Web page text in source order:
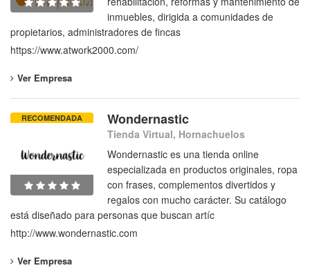
inmuebles, dirigida a comunidades de
propietarios, administradores de fincas
https://www.atwork2000.com/
Ver Empresa
RECOMENDADA Wondernastic
Tienda Virtual, Hornachuelos
Wondernastic es una tienda online
especializada en productos originales, ropa
con frases, complementos divertidos y
regalos con mucho carácter. Su catálogo
está diseñado para personas que buscan artíc
http://www.wondernastic.com
Ver Empresa